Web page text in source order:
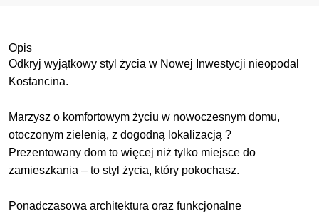
Opis
Odkryj wyjątkowy styl życia w Nowej Inwestycji nieopodal
Kostancina.
Marzysz o komfortowym życiu w nowoczesnym domu,
otoczonym zielenią, z dogodną lokalizacją ?
Prezentowany dom to więcej niż tylko miejsce do
zamieszkania – to styl życia, który pokochasz.
Ponadczasowa architektura oraz funkcjonalne